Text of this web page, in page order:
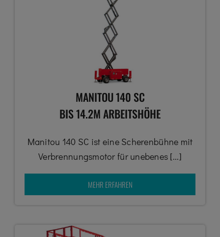
MANITOU 140 SC
BIS 14.2M ARBEITSHÖHE
Manitou 140 SC ist eine Scherenbühne mit
Verbrennungsmotor für unebenes [...]
MEHR ERFAHREN